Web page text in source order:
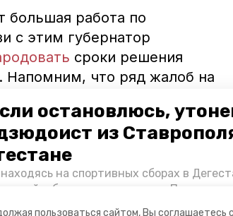
пользоваться сайтом, Вы соглашаетесь с
остановлюсь,
из
на спортивных сборах в
детей и бросился на помощь. По
большая работа по
с этим губернатор
сроки решения
Напомним, что ряд жалоб на
на прямую линию главы
опроведенииводы в хуторе